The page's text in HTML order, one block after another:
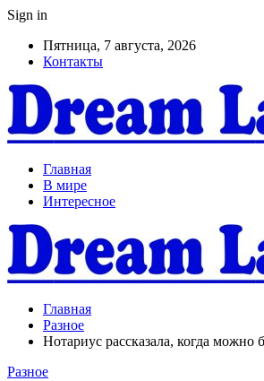
Sign in
Пятница, 7 августа, 2026
Контакты
Главная
В мире
Интересное
Главная
Разное
Нотариус рассказала, когда
Разное